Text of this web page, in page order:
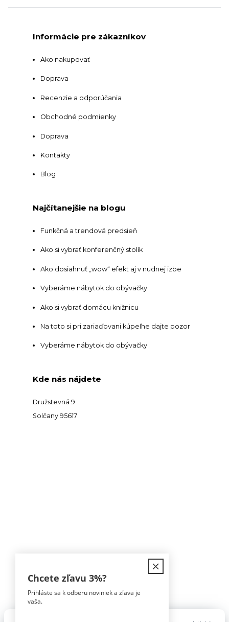
Informácie pre zákazníkov
Ako nakupovať
Doprava
Recenzie a odporúčania
Obchodné podmienky
Doprava
Kontakty
Blog
Najčítanejšie na blogu
Funkčná a trendová predsieň
Ako si vybrať konferenčný stolík
Ako dosiahnuť „wow“ efekt aj v nudnej izbe
Vyberáme nábytok do obývačky
Ako si vybrať domácu knižnicu
Na toto si pri zariaďovani kúpeľne dajte pozor
Vyberáme nábytok do obývačky
Kde nás nájdete
Družstevná 9
Solčany 95617
Tomáš Hula
Chcete zľavu 3%?
Prihláste sa k odberu noviniek a zľava je
vaša.